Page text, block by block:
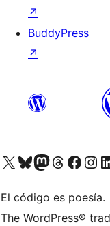
↗
BuddyPress
↗
Visita nuestra cuenta de X (anteriormente Twitter)
Visita nuestra cuenta de Bluesky
Visita nuestra cuenta de Mastodon
Visita nuestra cuenta de
Visita nuestra
Visita
El código es poesía.
The WordPress®